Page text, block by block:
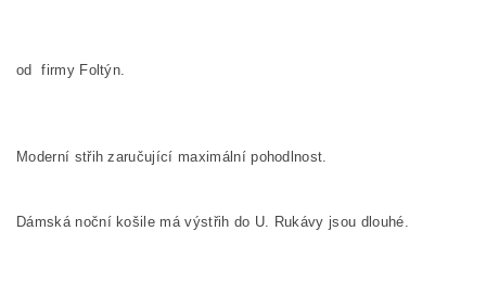
od firmy Foltýn.
Moderní střih zaručující maximální pohodlnost.
Dámská noční košile má výstřih do U. Rukávy jsou dlouhé.